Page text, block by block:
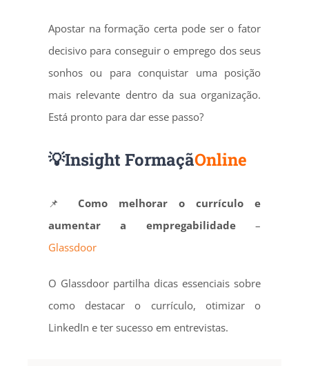
Apostar na formação certa pode ser o fator
decisivo para conseguir o emprego dos seus
sonhos ou para conquistar uma posição
mais relevante dentro da sua organização.
Está pronto para dar esse passo?
💡Insight FormaçãOnline
📌 Como melhorar o currículo e
aumentar a empregabilidade–
Glassdoor
O Glassdoor partilha dicas essenciais sobre
como destacar o currículo, otimizar o
LinkedIn e ter sucesso em entrevistas.